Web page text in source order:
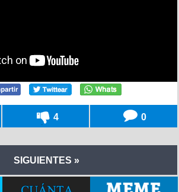
4 0
SIGUIENTES »